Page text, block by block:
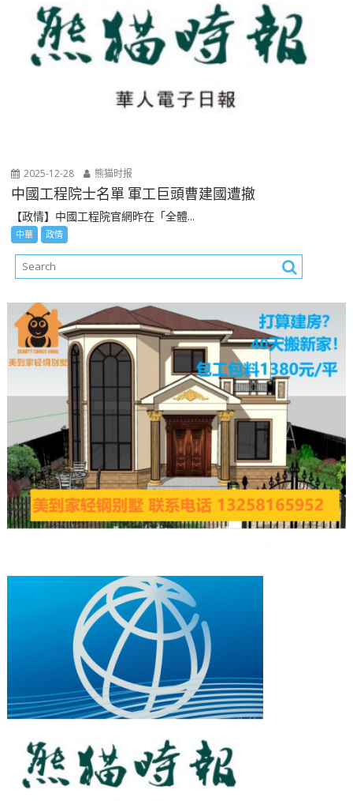
2025-12-28 熊猫时报
中國工程院士名單 軍工巨頭曹建國遭撤
【政情】中國工程院官網昨在「全體...
中華 政情